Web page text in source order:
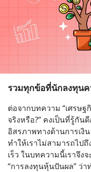
รวมทุกข้อที่นักลงทุน
ต่อจากบทความ “เศรษฐ
จริงหรือ?” คงเป็นที่รู้กัน
อิสรภาพทางด้านการเงิน
ทำให้เราไม่สามารถไป
เร็ว ในบทความนี้เราจึง
“การลงทุนหุ้นปันผล” ว่